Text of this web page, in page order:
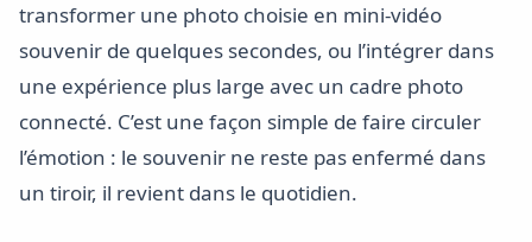
transformer une photo choisie en mini-vidéo
souvenir de quelques secondes, ou l’intégrer dans
une expérience plus large avec un cadre photo
connecté. C’est une façon simple de faire circuler
l’émotion : le souvenir ne reste pas enfermé dans
un tiroir, il revient dans le quotidien.